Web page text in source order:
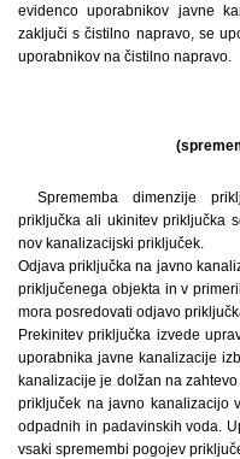
evidenco uporabnikov javne
zaključi s čistilno napravo, se
uporabnikov na čistilno napravo.
Sprememba dimenzije
priključka ali ukinitev priključka
nov kanalizacijski priključek.
Odjava priključka na javno
priključenega objekta in v
mora posredovati odjavo
Prekinitev priključka izvede
uporabnika javne kanalizacije
kanalizacije je dolžan na
priključek na javno kanalizacijo
odpadnih in padavinskih voda.
vsaki spremembi pogojev